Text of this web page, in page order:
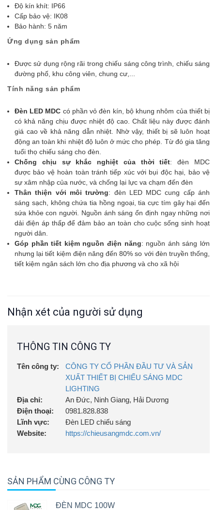
Độ kín khít: IP66
Cấp bảo vệ: IK08
Bảo hành: 5 năm
Ứng dụng sản phẩm
Được sử dụng rộng rãi trong chiếu sáng công trình, chiếu sáng
đường phố, khu công viên, chung cư,...
Tính năng sản phẩm
Đèn LED MDC có phần vỏ đèn kín, bộ khung nhôm của thiết bị
có khả năng chịu được nhiệt độ cao. Chất liệu này được đánh
giá cao về khả năng dẫn nhiệt. Nhờ vậy, thiết bị sẽ luôn hoạt
động an toàn khi nhiệt độ luôn ở mức cho phép. Từ đó gia tăng
tuổi thọ chiếu sáng cho đèn.
Chống chịu sự khắc nghiệt của thời tiết: đèn MDC
được bảo vệ hoàn toàn tránh tiếp xúc với bụi độc hại, bảo vệ
sự xâm nhập của nước, và chống lại lực va chạm đến đèn
Thân thiện với môi trường: đèn LED MDC cung cấp ánh
sáng sạch, không chứa tia hồng ngoại, tia cực tím gây hại đến
sứa khỏe con người. Nguồn ánh sáng ổn định ngay những nơi
dải điện áp thấp để đảm bảo an toàn cho cuộc sống sinh hoạt
người dân.
Góp phần tiết kiệm nguồn điện năng: nguồn ánh sáng lớn
nhưng lại tiết kiệm điện năng đến 80% so với đèn truyền thống,
tiết kiệm ngân sách lớn cho địa phương và cho xã hội
Nhận xét của người sử dụng
THÔNG TIN CÔNG TY
Tên công ty:
CÔNG TY CỔ PHẦN ĐẦU TƯ VÀ SẢN
XUẤT THIẾT BỊ CHIẾU SÁNG MDC
LIGHTING
Địa chỉ:
An Đức, Ninh Giang, Hải Dương
Điện thoại:
0981.828.838
Lĩnh vực:
Đèn LED chiếu sáng
Website:
https://chieusangmdc.com.vn/
SẢN PHẨM CÙNG CÔNG TY
ĐÈN MDC 100W